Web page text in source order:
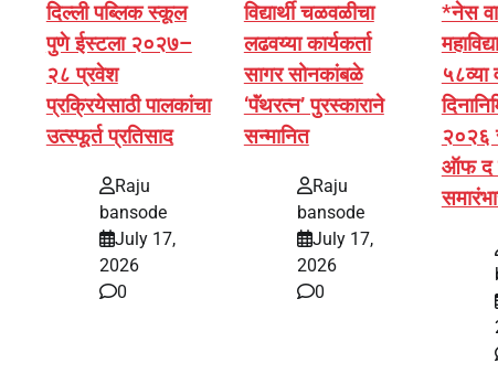
दिल्ली पब्लिक स्कूल
पुणे ईस्टला २०२७–
२८ प्रवेश
प्रक्रियेसाठी पालकांचा
उत्स्फूर्त प्रतिसाद
Raju
bansode
July 17,
2026
0
विद्यार्थी चळवळीचा
लढवय्या कार्यकर्ता
सागर सोनकांबळे
‘पॅंथरत्न’ पुरस्काराने
सन्मानित
Raju
bansode
July 17,
2026
0
*नेस
५८व्या
२०२६
ऑफ द